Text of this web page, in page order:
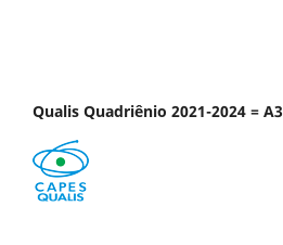
Qualis Quadriênio 2021-2024 = A3